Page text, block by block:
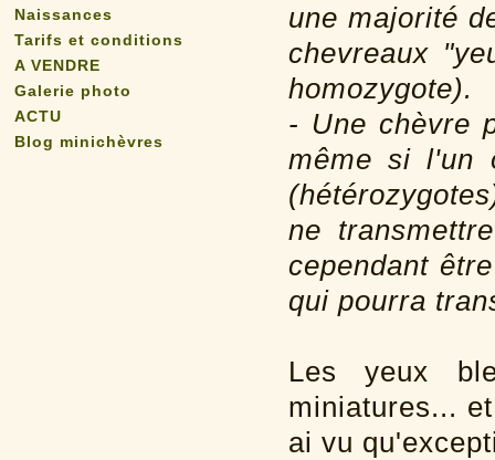
Naissances
Tarifs et conditions
A VENDRE
Galerie photo
ACTU
Blog minichèvres
une majorité
chevreaux
homozygote).
- Une chèvre
même si l'un
ne
cependant
qui pourra
Les yeux
miniatures...
ai vu